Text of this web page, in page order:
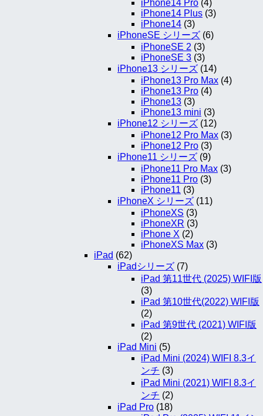
iPhone14 Pro (4)
iPhone14 Plus (3)
iPhone14 (3)
iPhoneSE シリーズ (6)
iPhoneSE 2 (3)
iPhoneSE 3 (3)
iPhone13 シリーズ (14)
iPhone13 Pro Max (4)
iPhone13 Pro (4)
iPhone13 (3)
iPhone13 mini (3)
iPhone12 シリーズ (12)
iPhone12 Pro Max (3)
iPhone12 Pro (3)
iPhone11 シリーズ (9)
iPhone11 Pro Max (3)
iPhone11 Pro (3)
iPhone11 (3)
iPhoneX シリーズ (11)
iPhoneXS (3)
iPhoneXR (3)
iPhone X (2)
iPhoneXS Max (3)
iPad (62)
iPadシリーズ (7)
iPad 第11世代 (2025) WIFI版
(3)
iPad 第10世代(2022) WIFI版
(2)
iPad 第9世代 (2021) WIFI版
(2)
iPad Mini (5)
iPad Mini (2024) WIFI 8.3イ
ンチ (3)
iPad Mini (2021) WIFI 8.3イ
ンチ (2)
iPad Pro (18)